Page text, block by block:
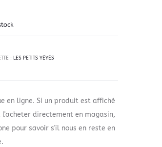
: LES PETITS YÉYÉS
en ligne. Si un produit est affiché
directement en magasin,
pour savoir s'il nous en reste en